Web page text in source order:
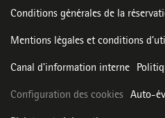
Conditions générales de la
Mentions légales et conditions
Canal d'information interne
Configuration des cookies Auto-